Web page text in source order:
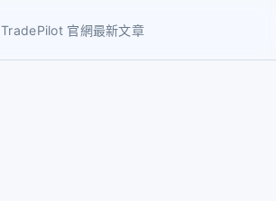
TradePilot 官網最新文章